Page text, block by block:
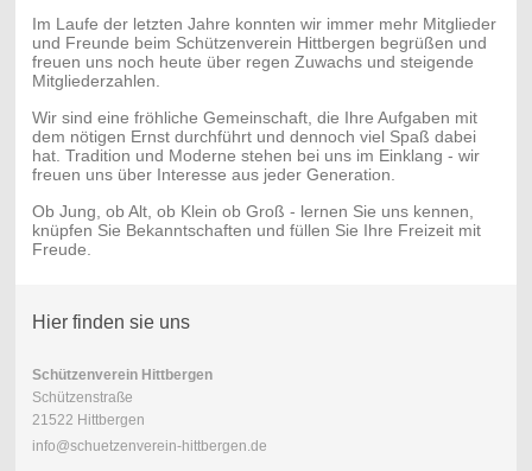
Im Laufe der letzten Jahre konnten wir immer mehr Mitglieder
und Freunde beim Schützenverein Hittbergen begrüßen und
freuen uns noch heute über regen Zuwachs und steigende
Mitgliederzahlen.
Wir sind eine fröhliche Gemeinschaft, die Ihre Aufgaben mit
dem nötigen Ernst durchführt und dennoch viel Spaß dabei
hat. Tradition und Moderne stehen bei uns im Einklang - wir
freuen uns über Interesse aus jeder Generation.
Ob Jung, ob Alt, ob Klein ob Groß - lernen Sie uns kennen,
knüpfen Sie Bekanntschaften und füllen Sie Ihre Freizeit mit
Freude.
Hier finden sie uns
Schützenverein Hittbergen
Schützenstraße
21522 Hittbergen
info@schuetzenverein-hittbergen.de